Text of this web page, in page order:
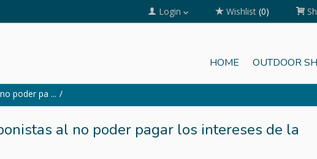
Login Wishlist (0)
HOME OUTDOOR
poder pa ...
al no poder pagar los intereses de la